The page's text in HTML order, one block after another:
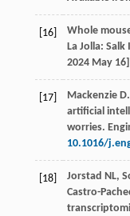
[16]
Whole
La Jolla:
2024 May
[17] Mackenzie D
artificial
worries.
10.1016/
[18] Jorstad NL,
Castro-